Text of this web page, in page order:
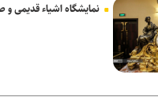
نمایشگاه اشیاء قدیمی